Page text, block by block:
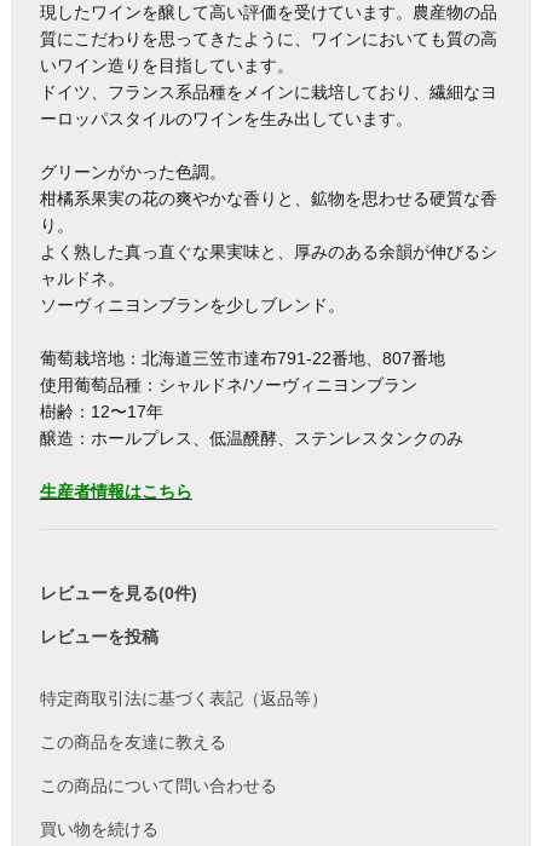
現したワインを醸して高い評価を受けています。農産物の品
質にこだわりを思ってきたように、ワインにおいても質の高
いワイン造りを目指しています。
ドイツ、フランス系品種をメインに栽培しており、繊細なヨ
ーロッパスタイルのワインを生み出しています。
グリーンがかった色調。
柑橘系果実の花の爽やかな香りと、鉱物を思わせる硬質な香
り。
よく熟した真っ直ぐな果実味と、厚みのある余韻が伸びるシ
ャルドネ。
ソーヴィニヨンブランを少しブレンド。
葡萄栽培地：北海道三笠市達布791-22番地、807番地
使用葡萄品種：シャルドネ/ソーヴィニヨンブラン
樹齢：12〜17年
醸造：ホールプレス、低温醗酵、ステンレスタンクのみ
生産者情報はこちら
レビューを見る(0件)
レビューを投稿
特定商取引法に基づく表記（返品等）
この商品を友達に教える
この商品について問い合わせる
買い物を続ける